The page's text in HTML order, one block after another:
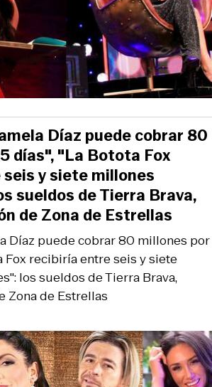
Díaz puede cobrar 80 millones por
Fox recibiría entre seis y siete
los sueldos de Tierra Brava,
Zona de Estrellas
Díaz puede cobrar 80
días", "La Botota Fox
y siete millones
sueldos de Tierra Brava,
de Zona de Estrellas